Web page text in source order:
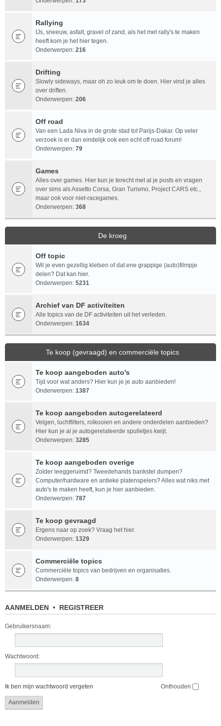
Rallying
IJs, sneeuw, asfalt, gravel of zand, als het met rally's te maken
heeft kom je het hier tegen.
Onderwerpen: 216
Drifting
Slowly sideways, maar oh zo leuk om te doen. Hier vind je alles
over driften.
Onderwerpen: 206
Off road
Van een Lada Niva in de grote stad tot Parijs-Dakar. Op veler
verzoek is er dan eindelijk ook een echt off road forum!
Onderwerpen: 79
Games
Alles over games. Hier kun je terecht met al je posts en vragen
over sims als Assetto Corsa, Gran Turismo, Project CARS etc.,
maar ook voor niet-racegames.
Onderwerpen: 368
De kroeg
Off topic
Wil je even gezellig kletsen of dat ene grappige (auto)filmpje
delen? Dat kan hier.
Onderwerpen: 5231
Archief van DF activiteiten
Alle topics van de DF activiteiten uit het verleden.
Onderwerpen: 1634
Te koop (gevraagd) en commerciële topics
Te koop aangeboden auto's
Tijd voor wat anders? Hier kun je je auto aanbieden!
Onderwerpen: 1387
Te koop aangeboden autogerelateerd
Velgen, luchtfilters, rolkooien en andere onderdelen aanbieden?
Hier kun je al je autogerelateerde spulletjes kwijt.
Onderwerpen: 3285
Te koop aangeboden overige
Zolder leeggeruimd? Tweedehands bankstel dumpen?
Computer/hardware en antieke platenspelers? Alles wat niks met
auto's te maken heeft, kun je hier aanbieden.
Onderwerpen: 787
Te koop gevraagd
Ergens naar op zoek? Vraag het hier.
Onderwerpen: 1329
Commerciële topics
Commerciële topics van bedrijven en organisaties.
Onderwerpen: 8
AANMELDEN • REGISTREER
Gebruikersnaam:
Wachtwoord:
Ik ben mijn wachtwoord vergeten Onthouden